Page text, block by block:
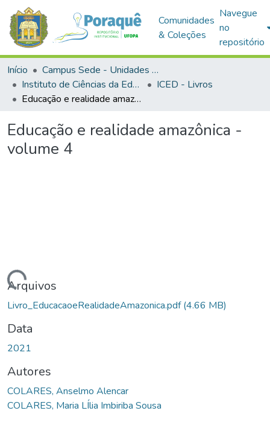
Comunidades
& Coleções
Navegue
no
repositório
Início
Campus Sede - Unidades Acadêmicas
Instituto de Ciências da Educação
ICED - Livros
Educação e realidade amazônica - volume 4
Educação e realidade amazônica -
volume 4
Arquivos
Livro_EducacaoeRealidadeAmazonica.pdf(4.66 MB)
Data
2021
Autores
COLARES, Anselmo Alencar
COLARES, Maria LÍlia Imbiriba Sousa